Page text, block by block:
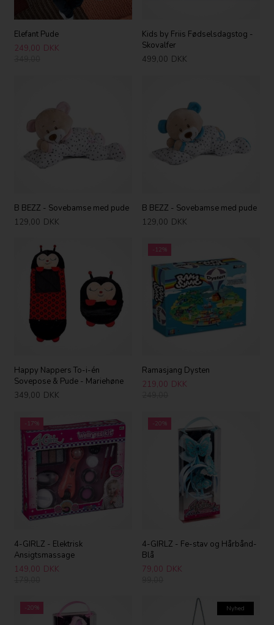
Elefant Pude
249,00 DKK
Kids by Friis Fødselsdagstog -
Skovalfer
499,00 DKK
B BEZZ - Sovebamse med pude
129,00 DKK
B BEZZ - Sovebamse med pude
129,00 DKK
Happy Nappers To-i-én
Sovepose & Pude - Mariehøne
349,00 DKK
-12%
Ramasjang Dysten
219,00 DKK
-17%
4-GIRLZ - Elektrisk
Ansigtsmassage
149,00 DKK
-20%
4-GIRLZ - Fe-stav og Hårbånd-
Blå
79,00 DKK
-20% Nyhed